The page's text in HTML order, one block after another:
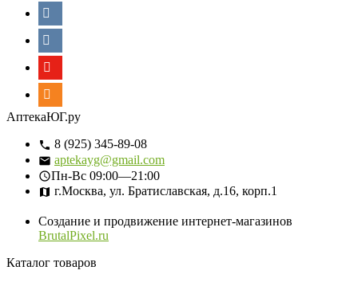
АптекаЮГ.ру
8 (925) 345-89-08
aptekayg@gmail.com
Пн-Вс 09:00—21:00
г.Москва, ул. Братиславская, д.16, корп.1
Создание и продвижение интернет-магазинов
BrutalPixel.ru
Каталог товаров